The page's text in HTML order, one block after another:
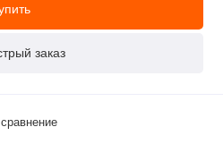
заказ